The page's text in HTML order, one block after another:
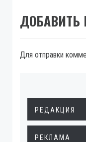
ДОБАВИТЬ
Для отправки
РЕДАКЦИЯ
РЕКЛАМА